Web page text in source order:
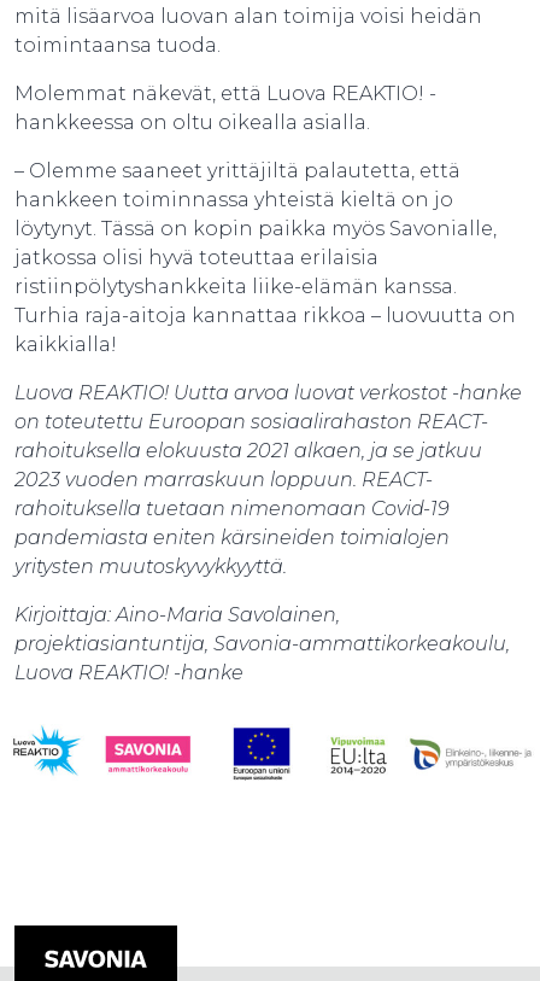
mitä lisäarvoa luovan alan toimija voisi heidän
toimintaansa tuoda.
Molemmat näkevät, että Luova REAKTIO! -
hankkeessa on oltu oikealla asialla.
– Olemme saaneet yrittäjiltä palautetta, että
hankkeen toiminnassa yhteistä kieltä on jo
löytynyt. Tässä on kopin paikka myös Savonialle,
jatkossa olisi hyvä toteuttaa erilaisia
ristiinpölytyshankkeita liike-elämän kanssa.
Turhia raja-aitoja kannattaa rikkoa – luovuutta on
kaikkialla!
Luova REAKTIO! Uutta arvoa luovat verkostot -hanke
on toteutettu Euroopan sosiaalirahaston REACT-
rahoituksella elokuusta 2021 alkaen, ja se jatkuu
2023 vuoden marraskuun loppuun. REACT-
rahoituksella tuetaan nimenomaan Covid-19
pandemiasta eniten kärsineiden toimialojen
yritysten muutoskyvykkyyttä.
Kirjoittaja: Aino-Maria Savolainen,
projektiasiantuntija, Savonia-ammattikorkeakoulu,
Luova REAKTIO! -hanke